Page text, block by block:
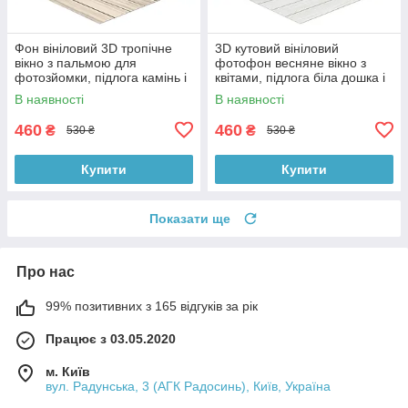
Фон вініловий 3D тропічне
вікно з пальмою для
фотозйомки, підлога камінь і
біла дошка, 50×50 см,
№58629
В наявності
460 ₴ 530 ₴
Купити
3D кутовий вініловий
фотофон весняне вікно з
квітами, підлога біла дошка і
камінь, 50×50 см, №58638
В наявності
460 ₴ 530 ₴
Купити
Показати ще
Про нас
99% позитивних з 165 відгуків за рік
Працює з 03.05.2020
м. Київ
вул. Радунська, 3 (АГК Радосинь), Київ, Україна